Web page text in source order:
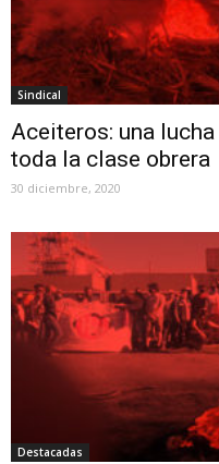
Sindical
Aceiteros: una
toda la clase obrera
30 diciembre, 2020
Destacadas